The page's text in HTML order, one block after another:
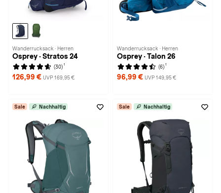
Wanderrucksack · Herren
Osprey · Stratos 24
(30) 1
126,99 € UVP 169,95 €
Wanderrucksack · Herren
Osprey · Talon 26
(6) 1
96,99 € UVP 149,95 €
Sale Nachhaltig Sale Nachhaltig